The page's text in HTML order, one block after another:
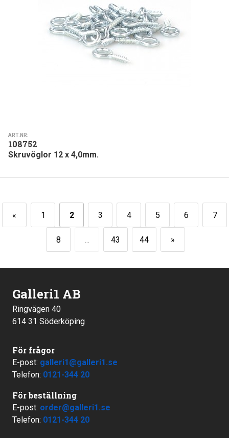
ART.NR:
108752
Skruvöglor 12 x 4,0mm.
« 1 2 3 4 5 6 7
8 ... 43 44 »
Galleri1 AB
Ringvägen 40
614 31 Söderköping
För frågor
E-post: galleri1@galleri1.se
Telefon: 0121-344 20
För beställning
E-post: order@galleri1.se
Telefon: 0121-344 20